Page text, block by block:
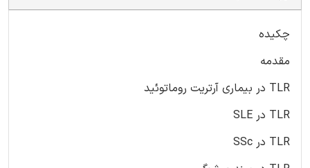
چکیده
مقدمه
TLR در بیماری آرتریت روماتوئید
TLR در SLE
TLR در SSc